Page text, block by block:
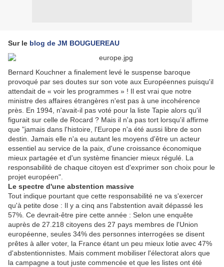
Sur le blog de JM BOUGUEREAU
Bernard Kouchner a finalement levé le suspense baroque
provoqué par ses doutes sur son vote aux Européennes puisqu'il
attendait de « voir les programmes » ! Il est vrai que notre
ministre des affaires étrangères n'est pas à une incohérence
près. En 1994, n'avait-il pas voté pour la liste Tapie alors qu'il
figurait sur celle de Rocard ? Mais il n'a pas tort lorsqu'il affirme
que "jamais dans l'histoire, l'Europe n'a été aussi libre de son
destin. Jamais elle n'a eu autant les moyens d'être un acteur
essentiel au service de la paix, d'une croissance économique
mieux partagée et d'un système financier mieux régulé. La
responsabilité de chaque citoyen est d'exprimer son choix pour le
projet européen".
Le spectre d'une abstention massive
Tout indique pourtant que cette responsabilité ne va s'exercer
qu'à petite dose : Il y a cinq ans l'abstention avait dépassé les
57%. Ce devrait-être pire cette année : Selon une enquête
auprès de 27.218 citoyens des 27 pays membres de l'Union
européenne, seules 34% des personnes interrogées se disent
prêtes à aller voter, la France étant un peu mieux lotie avec 47%
d'abstentionnistes. Mais comment mobiliser l'électorat alors que
la campagne a tout juste commencée et que les listes ont été